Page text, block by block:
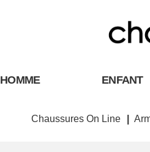
HOMME ENFANT
Chaussures On Line